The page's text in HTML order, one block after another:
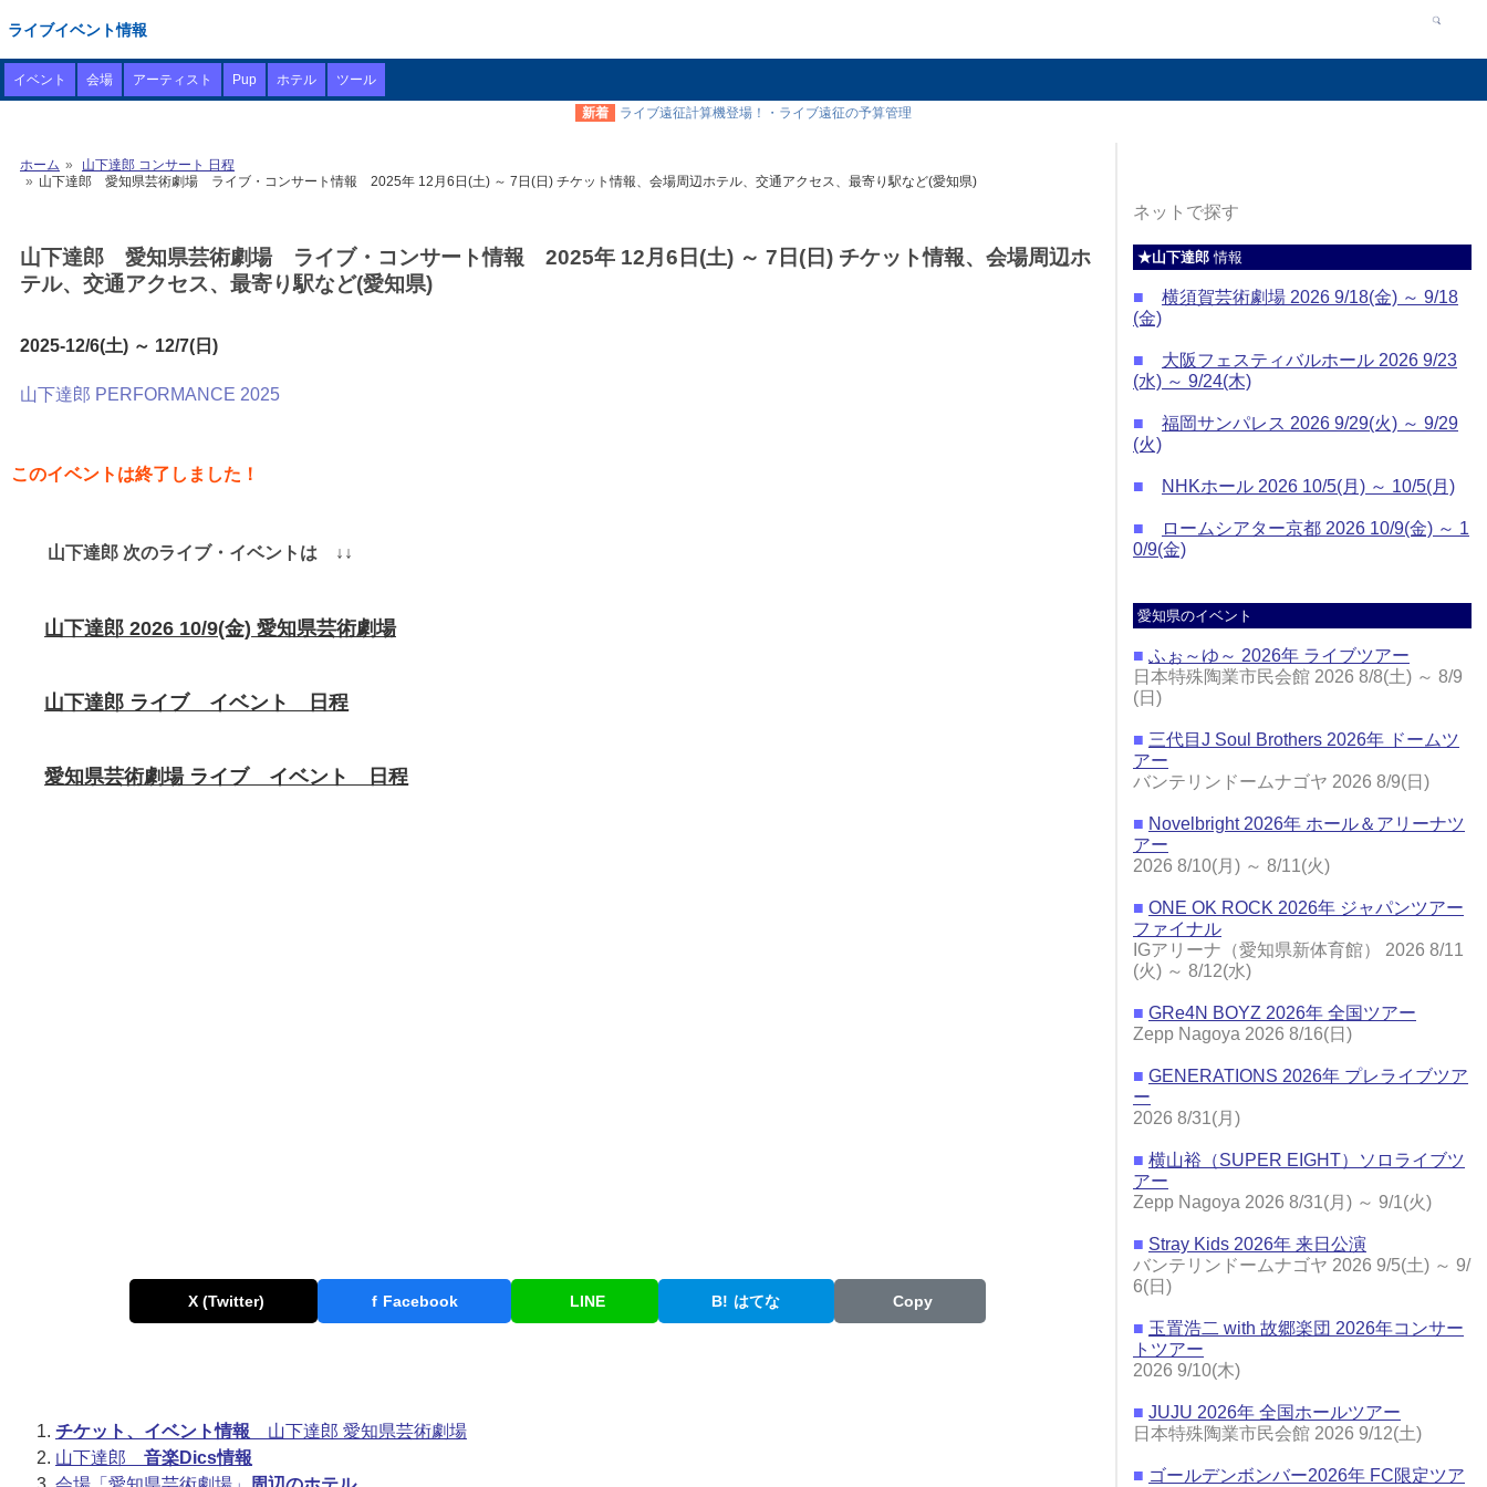
ライブイベント情報
イベント 会場 アーティスト Pup ホテル ツール
新着 ライブ遠征計算機登場！・ライブ遠征の予算管理
ホーム
山下達郎 コンサート 日程
山下達郎 愛知県芸術劇場 ライブ・コンサート情報 2025年 12月6日(土) ～ 7日(日) チケット情報、会場周辺ホテル、交通アクセス、最寄り駅など(愛知県)
山下達郎 愛知県芸術劇場 ライブ・コンサート情報 2025年 12月6日(土) ～ 7日(日) チケット情報、会場周辺ホ
テル、交通アクセス、最寄り駅など(愛知県)
2025-12/6(土) ～ 12/7(日)
山下達郎 PERFORMANCE 2025
このイベントは終了しました！
山下達郎 次のライブ・イベントは ↓↓
山下達郎 2026 10/9(金) 愛知県芸術劇場
山下達郎 ライブ イベント 日程
愛知県芸術劇場 ライブ イベント 日程
X (Twitter) f Facebook LINE B! はてな Copy
チケット、イベント情報 山下達郎 愛知県芸術劇場
山下達郎 音楽Dics情報
ネットで探す
★山下達郎情報
■
横須賀芸術劇場 2026 9/18(金) ～ 9/18
(金)
■
大阪フェスティバルホール 2026 9/23
(水) ～ 9/24(木)
■
福岡サンパレス 2026 9/29(火) ～ 9/29
(火)
■ NHKホール 2026 10/5(月) ～ 10/5(月)
■
ロームシアター京都 2026 10/9(金) ～ 1
0/9(金)
愛知県のイベント
■ ふぉ～ゆ～ 2026年 ライブツアー
日本特殊陶業市民会館 2026 8/8(土) ～ 8/9
(日)
■ 三代目J Soul Brothers 2026年 ドームツ
アー
バンテリンドームナゴヤ 2026 8/9(日)
■ Novelbright 2026年 ホール＆アリーナツ
アー
2026 8/10(月) ～ 8/11(火)
■ ONE OK ROCK 2026年 ジャパンツアー
ファイナル
IGアリーナ（愛知県新体育館） 2026 8/11
(火) ～ 8/12(水)
■ GRe4N BOYZ 2026年 全国ツアー
Zepp Nagoya 2026 8/16(日)
■ GENERATIONS 2026年 プレライブツア
ー
2026 8/31(月)
■ 横山裕（SUPER EIGHT）ソロライブツ
アー
Zepp Nagoya 2026 8/31(月) ～ 9/1(火)
■ Stray Kids 2026年 来日公演
バンテリンドームナゴヤ 2026 9/5(土) ～ 9/
6(日)
■ 玉置浩二 with 故郷楽団 2026年コンサー
トツアー
2026 9/10(木)
■ JUJU 2026年 全国ホールツアー
日本特殊陶業市民会館 2026 9/12(土)
■ ゴールデンボンバー2026年 FC限定ツア